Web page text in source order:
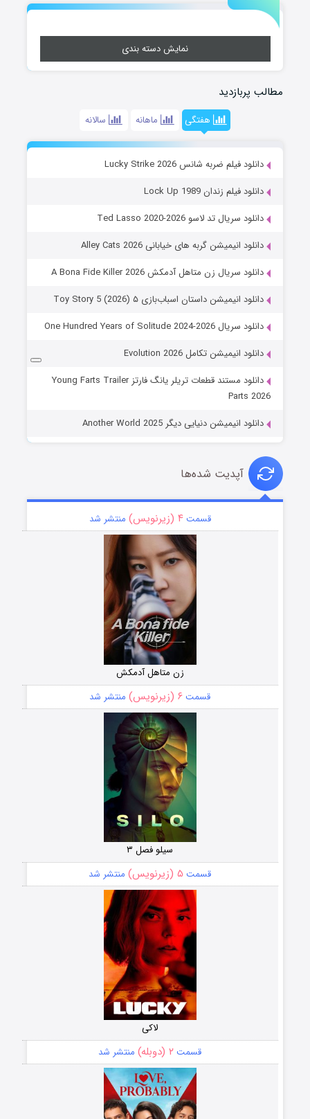
نمایش دسته بندی
مطالب پربازدید
هفتگی ماهانه سالانه
دانلود فیلم ضربه شانس Lucky Strike 2026
دانلود فیلم زندان Lock Up 1989
دانلود سریال تد لاسو Ted Lasso 2020-2026
دانلود انیمیشن گربه های خیابانی Alley Cats 2026
دانلود سریال زن متاهل آدمکش A Bona Fide Killer 2026
دانلود انیمیشن داستان اسباب‌بازی ۵ Toy Story 5 (2026)
دانلود سریال One Hundred Years of Solitude 2024-2026
دانلود انیمیشن تکامل Evolution 2026
دانلود مستند قطعات تریلر یانگ فارتز Young Farts Trailer
Parts 2026
دانلود انیمیشن دنیایی دیگر Another World 2025
آپدیت شده‌ها
قسمت۴ (زیرنویس) منتشر شد
زن متاهل آدمکش
قسمت ۶ (زیرنویس) منتشر شد
سیلو فصل ۳
قسمت ۵ (زیرنویس) منتشر شد
لاکی
قسمت ۲ (دوبله) منتشر شد